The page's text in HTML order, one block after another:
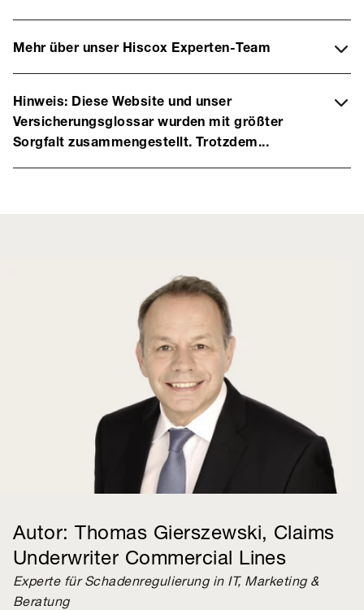
Mehr über unser Hiscox Experten-Team
Hinweis: Diese Website und unser
Versicherungsglossar wurden mit größter
Sorgfalt zusammengestellt. Trotzdem...
Autor: Thomas Gierszewski, Claims
Underwriter Commercial Lines
Experte für Schadenregulierung in IT, Marketing &
Beratung